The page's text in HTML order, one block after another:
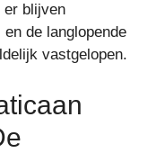
er blijven
de langlopende
vastgelopen.